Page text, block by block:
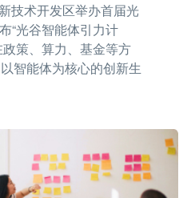
技术开发区举办首届光
“光谷智能体引力计
策、算力、基金等方
智能体为核心的创新生